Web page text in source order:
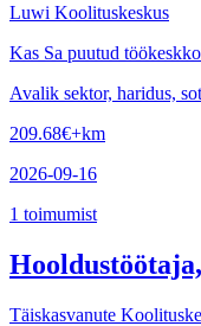
Luwi Koolituskeskus
Kas Sa puutud
Avalik sektor, haridus,
209.68€+km
2026-09-16
1 toimumist
Täiskasvanute